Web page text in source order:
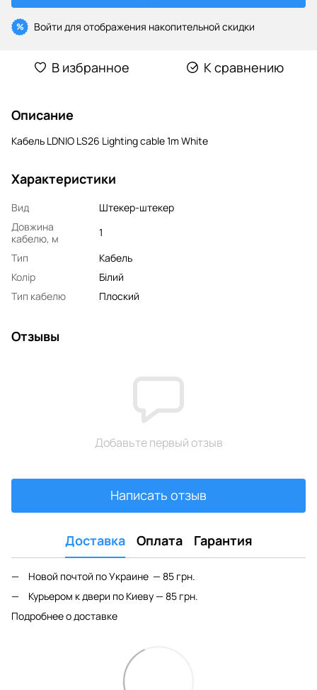
% Войти для отображения накопительной скидки
В избранное К сравнению
Описание
Кабель LDNIO LS26 Lighting cable 1m White
Характеристики
Вид
Штекер-штекер
Довжина
кабелю, м
1
Тип
Кабель
Колір
Білий
Тип кабелю
Плоский
Отзывы
Добавьте первый отзыв
Написать отзыв
Доставка Оплата Гарантия
Новой почтой по Украине — 85 грн.
Курьером к двери по Киеву — 85 грн.
Подробнее о доставке